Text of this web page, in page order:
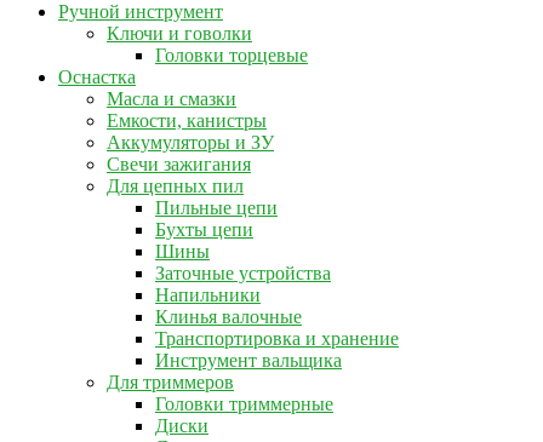
Ручной инструмент
Ключи и говолки
Головки торцевые
Оснастка
Масла и смазки
Емкости, канистры
Аккумуляторы и ЗУ
Свечи зажигания
Для цепных пил
Пильные цепи
Бухты цепи
Шины
Заточные устройства
Напильники
Клинья валочные
Транспортировка и хранение
Инструмент вальщика
Для триммеров
Головки триммерные
Диски